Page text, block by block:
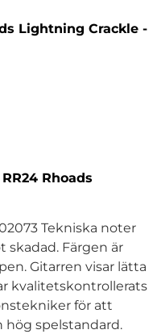
Lightning Crackle -
Rhoads
Tekniska noter
skadad. Färgen är
Gitarren visar lätta
kvalitetskontrollerats
för att
hög spelstandard.